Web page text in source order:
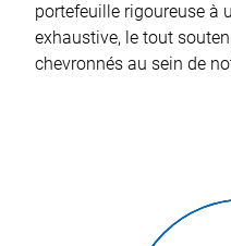
portefeuille rigoureuse à
exhaustive, le tout
chevronnés au sein de